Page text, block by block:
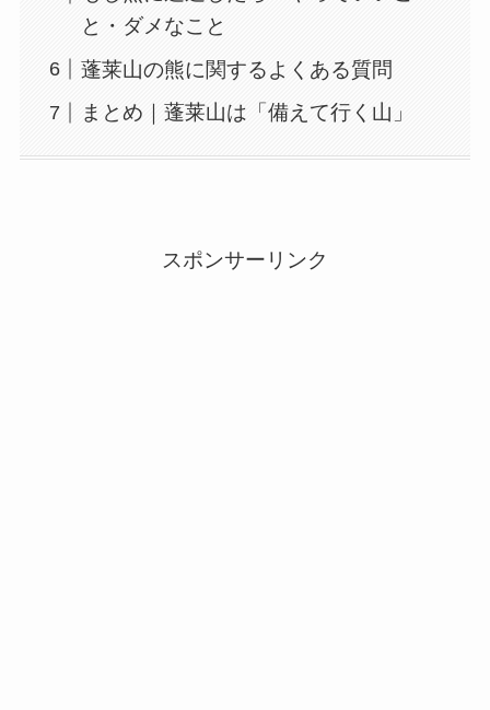
と・ダメなこと
蓬莱山の熊に関するよくある質問
まとめ｜蓬莱山は「備えて行く山」
スポンサーリンク